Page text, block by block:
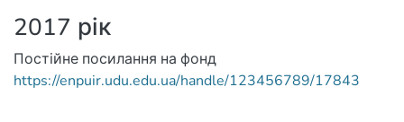
2017 рік
Постійне посилання на фонд
https://enpuir.udu.edu.ua/handle/123456789/17843